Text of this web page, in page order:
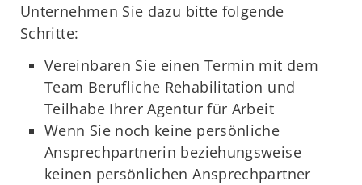
Unternehmen Sie dazu bitte folgende
Schritte:
Vereinbaren Sie einen Termin mit dem
Team Berufliche Rehabilitation und
Teilhabe Ihrer Agentur für Arbeit
Wenn Sie noch keine persönliche
Ansprechpartnerin beziehungsweise
keinen persönlichen Ansprechpartner